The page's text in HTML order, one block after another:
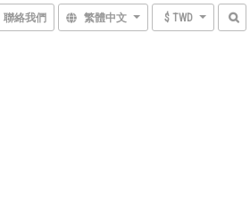
聯絡我們 繁體中文 $ TWD